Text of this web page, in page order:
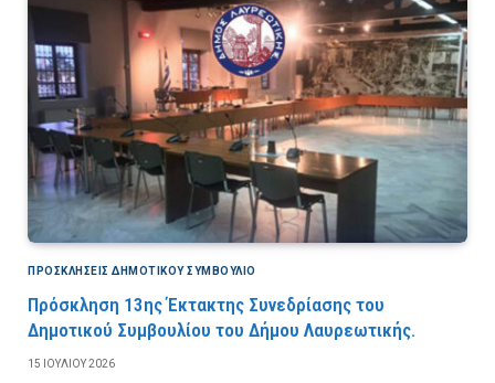
ΠΡΟΣΚΛΉΣΕΙΣ ΔΗΜΟΤΙΚΟΎ ΣΥΜΒΟΎΛΙΟ
Πρόσκληση 13ης Έκτακτης Συνεδρίασης του
Δημοτικού Συμβουλίου του Δήμου Λαυρεωτικής.
15 ΙΟΥΛΊΟΥ 2026